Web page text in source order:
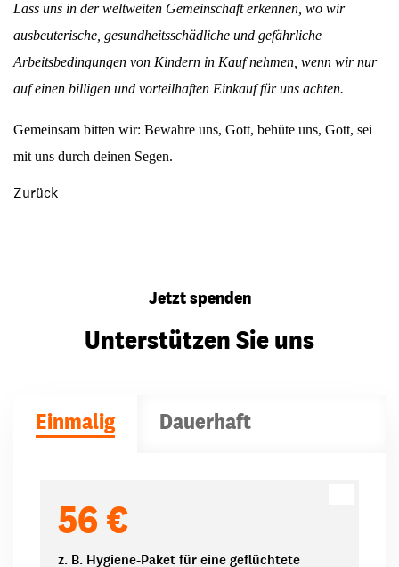
Lass uns in der weltweiten Gemeinschaft erkennen, wo wir
ausbeuterische, gesundheitsschädliche und gefährliche
Arbeitsbedingungen von Kindern in Kauf nehmen, wenn wir nur
auf einen billigen und vorteilhaften Einkauf für uns achten.
Gemeinsam bitten wir: Bewahre uns, Gott, behüte uns, Gott, sei
mit uns durch deinen Segen.
Zurück
Jetzt spenden
Unterstützen Sie uns
Einmalig Dauerhaft
56 €
z. B. Hygiene-Paket für eine geflüchtete